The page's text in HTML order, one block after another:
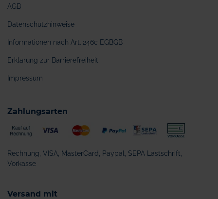
AGB
Datenschutzhinweise
Informationen nach Art. 246c EGBGB
Erklärung zur Barrierefreiheit
Impressum
Zahlungsarten
Rechnung, VISA, MasterCard, Paypal, SEPA Lastschrift,
Vorkasse
Versand mit